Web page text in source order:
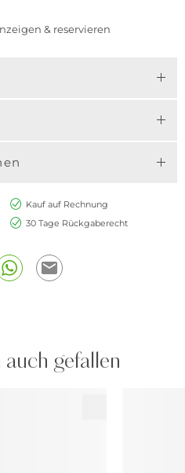
& reservieren
Kauf auf Rechnung
30 Tage Rückgaberecht
gefallen